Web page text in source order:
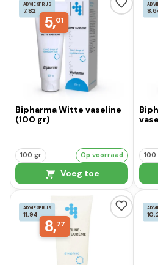
ADVIESPRIJS
7,82
5,01
Bipharma Witte vaseline
(100 gr)
100 gr Op voorraad
Voeg toe
100
ADVIESPRIJS
11,94
8,77